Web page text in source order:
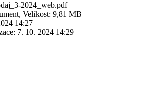
2024_web.pdf
Velikost: 9,81 MB
14:27
7. 10. 2024 14:29